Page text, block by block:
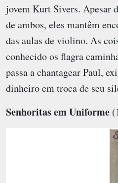
jovem Kurt Sivers. Apesar
de ambos, eles mantêm
das aulas de violino. As
conhecido os flagra
passa a chantagear Paul,
dinheiro em troca de seu
Senhoritas em Uniforme